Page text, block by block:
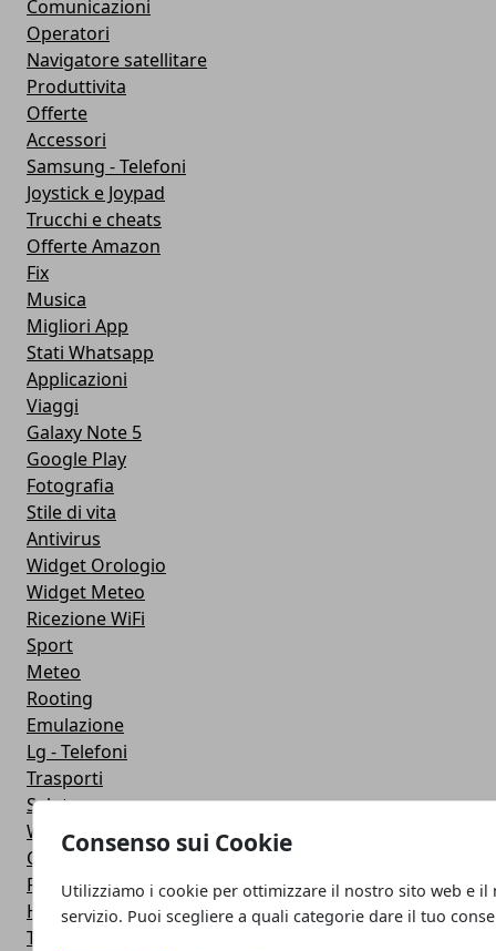
Consenso sui Cookie
Utilizziamo i cookie per ottimizzare il nostro sito web e il
servizio. Puoi scegliere a quali categorie dare il tuo
Comunicazioni
Operatori
Navigatore satellitare
Produttivita
Offerte
Accessori
Samsung - Telefoni
Joystick e Joypad
Trucchi e cheats
Offerte Amazon
Fix
Musica
Migliori App
Stati Whatsapp
Applicazioni
Viaggi
Galaxy Note 5
Google Play
Fotografia
Stile di vita
Antivirus
Widget Orologio
Widget Meteo
Ricezione WiFi
Sport
Meteo
Rooting
Emulazione
Lg - Telefoni
Trasporti
Salute
Widgets
Cardboard VR
Firmware
Huawei
Tablet